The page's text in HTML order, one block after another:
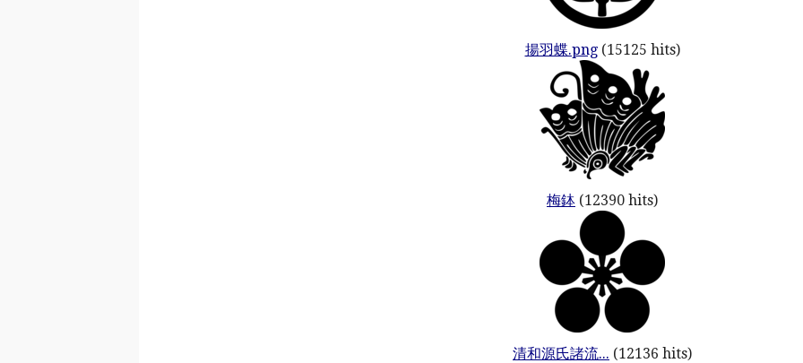
揚羽蝶.png(15125 hits)
梅鉢 (12390 hits)
清和源氏諸流... (12136 hits)